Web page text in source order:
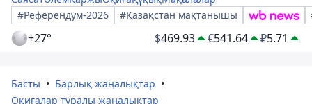
#Референдум-2026
#Қазақстан мақтанышы
+27° $469.93 €541.64 ₽5.71
Басты
Барлық жаңалықтар
Оқиғалар туралы жаңалықтар